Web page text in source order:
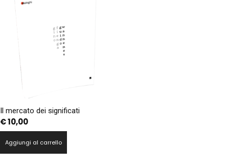
Il mercato dei significati
€10,00
Aggiungi al carrello